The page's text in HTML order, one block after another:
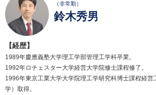
（非常勤）
鈴木秀男
【経歴】
1989年慶應義塾大学理工学部管理工学科卒業。
1992年ロチェスター大学経営大学院修士課程修了。
1996年東京工業大学大学院理工学研究科博士課程経営
学）取得。